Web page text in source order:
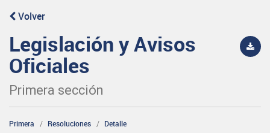
Volver
Legislación y Avisos
Oficiales
Primera sección
Primera Resoluciones Detalle